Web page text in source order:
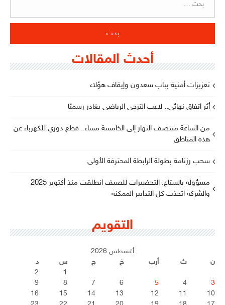
أحدث المقالات
تعزيزات أمنية بباب سعدون وإيقاف هؤلاء
أثر اتفاق نهائي.. لاعب الترجي الرياضي يغادر رسميًا
من الساعة منتصف النهار إلى الخامسة مساء.. قطع دوري للكهرباء عن
هذه المناطق
سحب رزنامة بطولة الرابطة المحترفة الأولى
مسؤولة بالستاغ: التحضيرات للصيف انطلقت منذ أكتوبر 2025
والشركة اتخذت كل التدابير الممكنة
التقويم
أغسطس 2026
ن
ث أرب خ ج س
د
1
2
3
4
5
6
7
8
9
10
11
12
13
14
15
16